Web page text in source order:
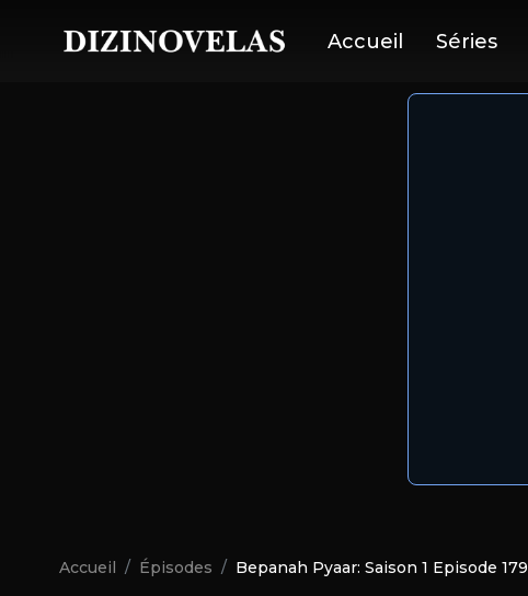
Accueil Séries
Accueil Épisodes Bepanah Pyaar: Saison 1 Episode 179